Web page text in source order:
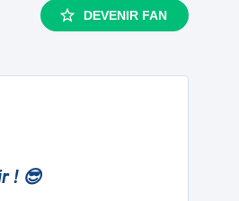
DEVENIR FAN
! 😎